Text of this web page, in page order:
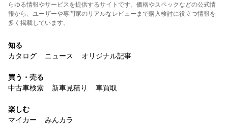
らゆる情報やサービスを提供するサイトです。価格やスペックなどの公式情
報から、ユーザーや専門家のリアルなレビューまで購入検討に役立つ情報を
多く掲載しています。
知る
カタログ
ニュース オリジナル記事
買う・売る
中古車検索
新車見積り 車買取
楽しむ
マイカー
みんカラ